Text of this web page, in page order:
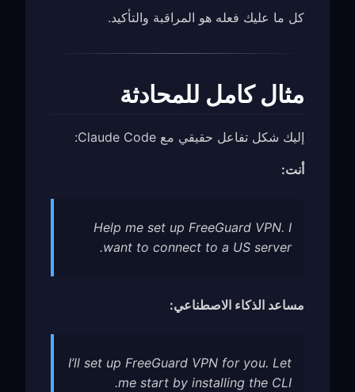
كل ما عليك فعله هو المراقبة والتأكيد.
مثال كامل للمحادثة
إليك شكل تفاعل حقيقي مع Claude Code:
أنت:
Help me set up FreeGuard VPN. I
want to connect to a US server.
مساعد الذكاء الاصطناعي:
I’ll set up FreeGuard VPN for you. Let
me start by installing the CLI.